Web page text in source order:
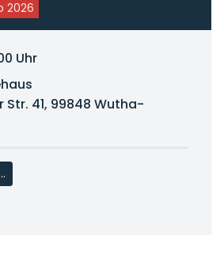
2026
Uhr
Str. 41, 99848 Wutha-
ELTERN-KIND-KREIS